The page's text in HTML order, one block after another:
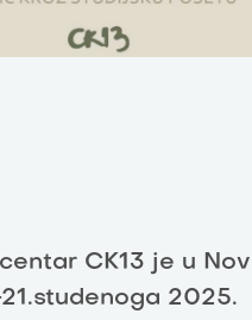
CK13 je u
2025.